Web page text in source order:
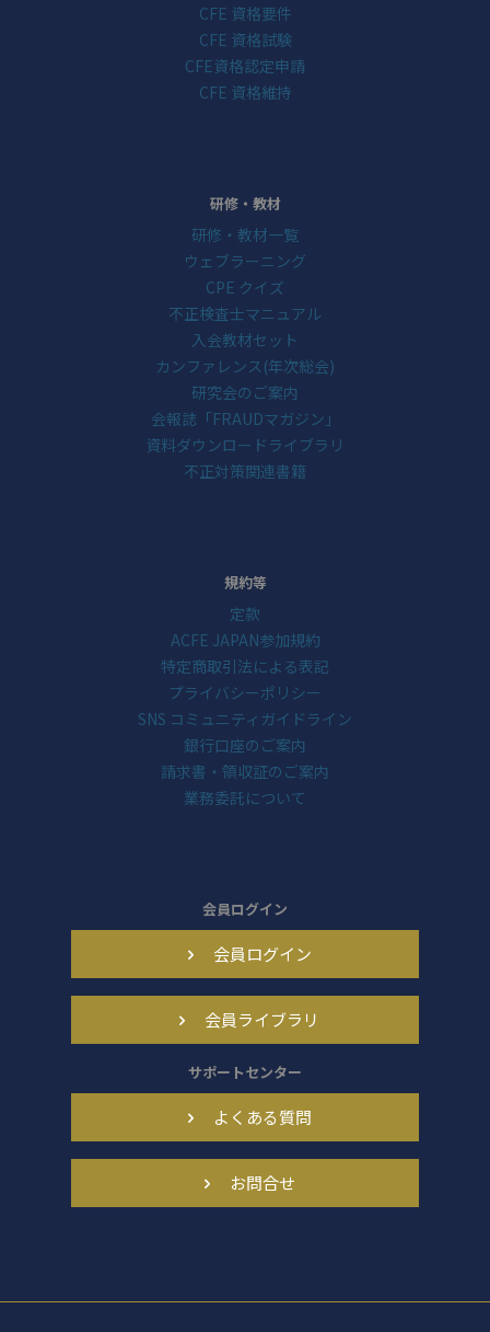
CFE 資格要件
CFE 資格試験
CFE資格認定申請
CFE 資格維持
研修・教材
研修・教材一覧
ウェブラーニング
CPE クイズ
不正検査士マニュアル
入会教材セット
カンファレンス(年次総会)
研究会のご案内
会報誌「FRAUDマガジン」
資料ダウンロードライブラリ
不正対策関連書籍
規約等
定款
ACFE JAPAN参加規約
特定商取引法による表記
プライバシーポリシー
SNS コミュニティガイドライン
銀行口座のご案内
請求書・領収証のご案内
業務委託について
会員ログイン
会員ログイン
会員ライブラリ
サポートセンター
よくある質問
お問合せ